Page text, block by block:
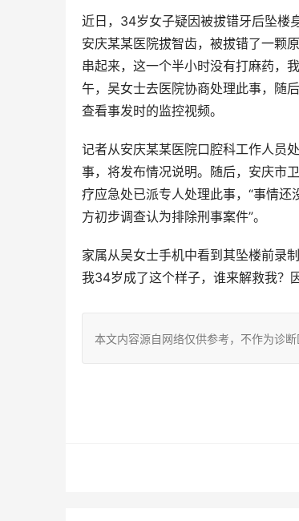
近日，34岁女子疑因被拔错牙后坠楼
安庆某某医院拔智齿，被拔错了一颗
串起来，这一个半小时没有打麻药，
午，吴女士去医院协商处理此事，随
查看事发时的监控视频。
记者从安庆某某医院口腔科工作人员
事，将发布情况说明。随后，安庆市
疗应急处已派专人处理此事，“事情
方初步调查认为排除刑事案件”。
家属从吴女士手机中看到其坠楼前录
我34岁成了这个样子，谁来解救我？
本文内容源自网络仅供参考，不作为诊